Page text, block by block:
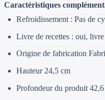
Caractéristiques
Refroidissement : Pas de
Livre de recettes : oui, livre
Origine de fabrication
Hauteur 24,5 cm
Profondeur du produit